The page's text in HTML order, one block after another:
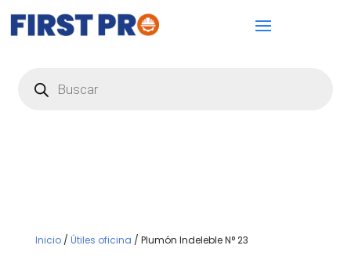
productos
Inicio/ Útiles oficina / Plumón Indeleble N° 23